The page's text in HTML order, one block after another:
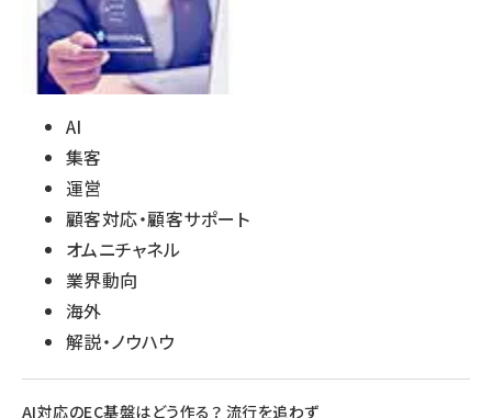
AI
集客
運営
顧客対応・顧客サポート
オムニチャネル
業界動向
海外
解説・ノウハウ
AI対応のEC基盤はどう作る？ 流行を追わず